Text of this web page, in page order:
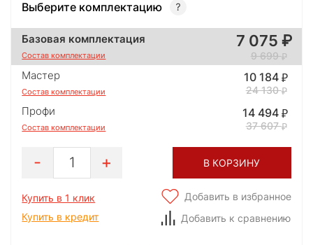
Выберите комплектацию
Базовая комплектация
Состав комплектации
7 075
9 699
Мастер
Состав комплектации
10 184
24 130
Профи
Состав комплектации
14 494
37 607
1 В КОРЗИНУ
Купить в 1 клик
Купить в кредит
Добавить в избранное
Добавить к сравнению